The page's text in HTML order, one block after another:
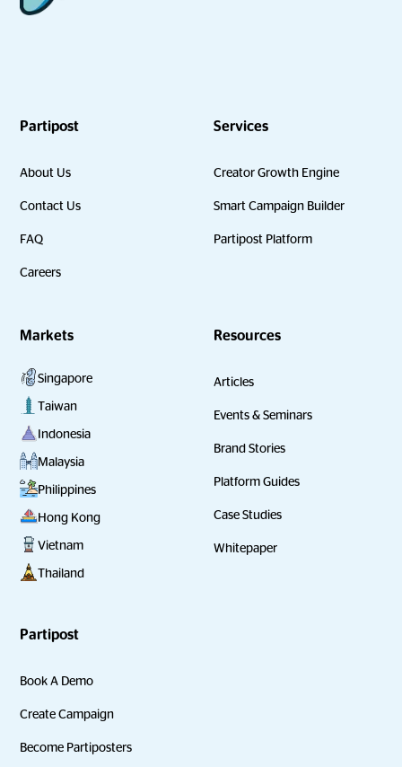
Partipost
About Us
Contact Us
FAQ
Careers
Services
Creator Growth Engine
Smart Campaign Builder
Partipost Platform
Markets
Singapore
Taiwan
Indonesia
Malaysia
Philippines
Hong Kong
Vietnam
Thailand
Resources
Articles
Events & Seminars
Brand Stories
Platform Guides
Case Studies
Whitepaper
Partipost
Book A Demo
Create Campaign
Become Partiposters